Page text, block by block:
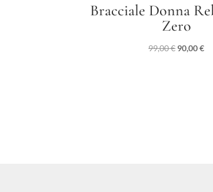
Bracciale Donna
Zero
99,00€ Il
90,00€Il